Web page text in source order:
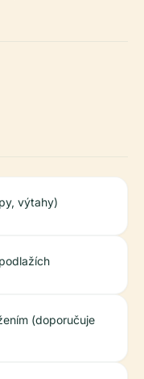
výtahy)
(doporučuje